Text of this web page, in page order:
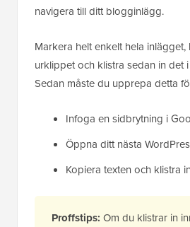
navigera till ditt blogginlägg.
Markera helt enkelt hela
urklippet och klistra sedan in det
Sedan måste du upprepa detta
Infoga en sidbrytning i
Öppna ditt nästa
Kopiera texten och klistra
Proffstips: Om du klistrar in